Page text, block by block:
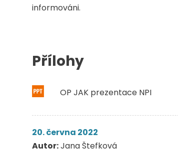
informováni.
Přílohy
OP JAK prezentace NPI
20. června 2022
Autor:Jana Štefková